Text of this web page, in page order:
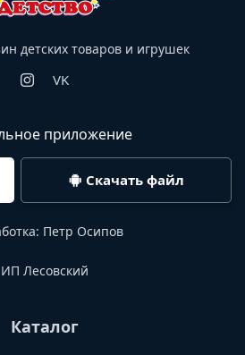
детских товаров и игрушек
VK
приложение
Скачать файл
Петр Осипов
ИП Лесовский
Каталог